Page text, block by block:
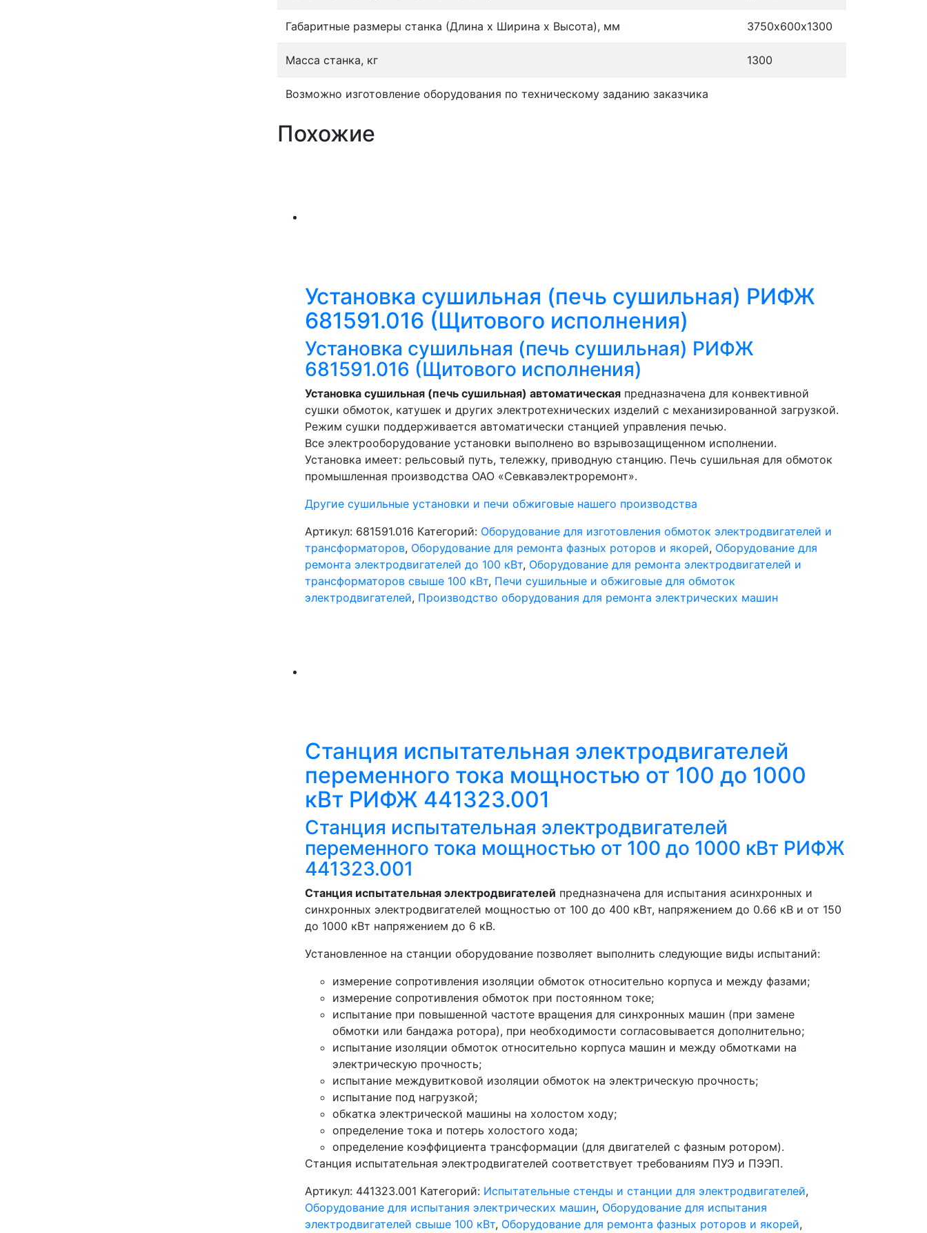
Габаритные размеры станка (Длина х Ширина х Высота), мм 3750х600х1300
Масса станка, кг 1300
Возможно изготовление оборудования по техническому заданию заказчика
Похожие
Установка сушильная (печь сушильная) РИФЖ
681591.016 (Щитового исполнения)
Установка сушильная (печь сушильная) РИФЖ
681591.016 (Щитового исполнения)
Установка сушильная (печь сушильная) автоматическая предназначена для конвективной
сушки обмоток, катушек и других электротехнических изделий с механизированной загрузкой.
Режим сушки поддерживается автоматически станцией управления печью.
Все электрооборудование установки выполнено во взрывозащищенном исполнении.
Установка имеет: рельсовый путь, тележку, приводную станцию. Печь сушильная для обмоток
промышленная производства ОАО «Севкавэлектроремонт».
Другие сушильные установки и печи обжиговые нашего производства
Артикул: 681591.016 Категорий: Оборудование для изготовления обмоток электродвигателей и
трансформаторов, Оборудование для ремонта фазных роторов и якорей, Оборудование для
ремонта электродвигателей до 100 кВт, Оборудование для ремонта электродвигателей и
трансформаторов свыше 100 кВт, Печи сушильные и обжиговые для обмоток
электродвигателей, Производство оборудования для ремонта электрических машин
Станция испытательная электродвигателей
переменного тока мощностью от 100 до 1000
кВт РИФЖ 441323.001
Станция испытательная электродвигателей
переменного тока мощностью от 100 до 1000 кВт РИФЖ
441323.001
Станция испытательная электродвигателей предназначена для испытания асинхронных и
синхронных электродвигателей мощностью от 100 до 400 кВт, напряжением до 0.66 кВ и от 150
до 1000 кВт напряжением до 6 кВ.
Установленное на станции оборудование позволяет выполнить следующие виды испытаний:
измерение сопротивления изоляции обмоток относительно корпуса и между фазами;
измерение сопротивления обмоток при постоянном токе;
испытание при повышенной частоте вращения для синхронных машин (при замене
обмотки или бандажа ротора), при необходимости согласовывается дополнительно;
испытание изоляции обмоток относительно корпуса машин и между обмотками на
электрическую прочность;
испытание междувитковой изоляции обмоток на электрическую прочность;
испытание под нагрузкой;
обкатка электрической машины на холостом ходу;
определение тока и потерь холостого хода;
определение коэффициента трансформации (для двигателей с фазным ротором).
Станция испытательная электродвигателей соответствует требованиям ПУЭ и ПЭЭП.
Артикул: 441323.001 Категорий: Испытательные стенды и станции для электродвигателей,
Оборудование для испытания электрических машин, Оборудование для испытания
электродвигателей свыше 100 кВт, Оборудование для ремонта фазных роторов и якорей,